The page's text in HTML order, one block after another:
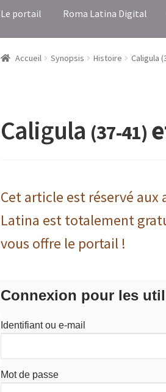
Le portail Roma Latina Digital
Accueil Synopsis Histoire Caligula
Caligula (37-41)
Cet article est réservé aux
Latina est totalement
vous offre le portail !
Connexion pour les
Identifiant ou e-mail
Mot de passe